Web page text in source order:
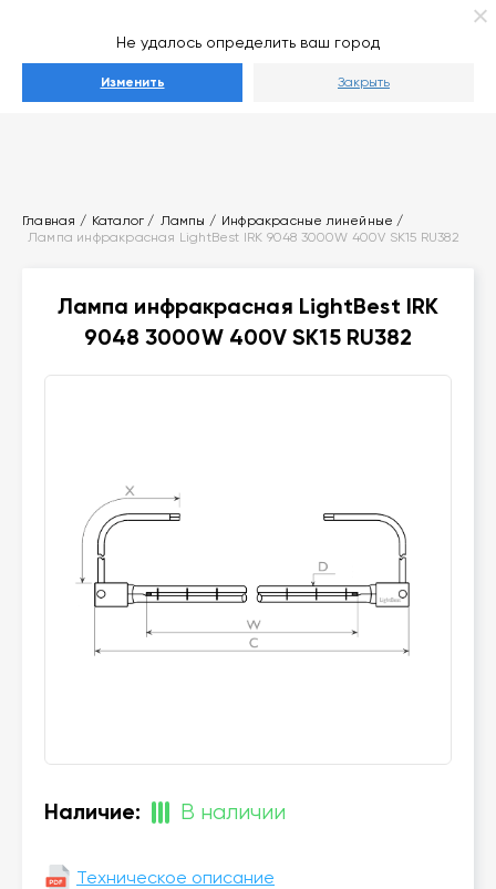
Не удалось определить ваш город
Изменить Закрыть
Главная Каталог Лампы
Инфракрасные линейные
Лампа инфракрасная LightBest IRK 9048 3000W 400V SK15 RU382
Лампа инфракрасная LightBest IRK
9048 3000W 400V SK15 RU382
Наличие: В наличии
Техническое описание